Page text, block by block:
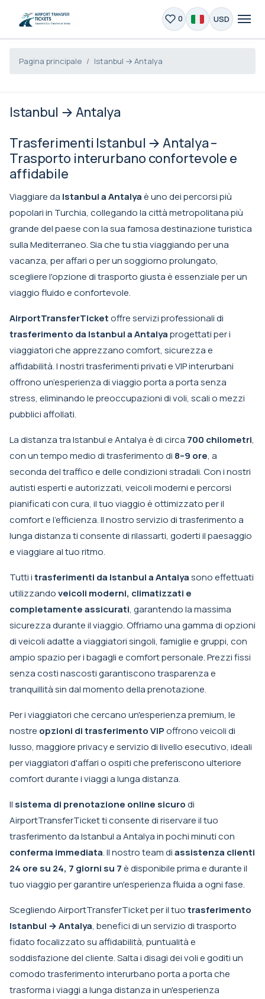
0 USD
Pagina principale Istanbul → Antalya
Istanbul → Antalya
Trasferimenti Istanbul → Antalya –
Trasporto interurbano confortevole e
affidabile
Viaggiare da Istanbul a Antalyaè uno dei percorsi più
popolari in Turchia, collegando la città metropolitana più
grande del paese con la sua famosa destinazione turistica
sulla Mediterraneo. Sia che tu stia viaggiando per una
vacanza, per affari o per un soggiorno prolungato,
scegliere l'opzione di trasporto giusta è essenziale per un
viaggio fluido e confortevole.
AirportTransferTicketoffre servizi professionali di
trasferimento da Istanbul a Antalyaprogettati per i
viaggiatori che apprezzano comfort, sicurezza e
affidabilità. I nostri trasferimenti privati e VIP interurbani
offrono un’esperienza di viaggio porta a porta senza
stress, eliminando le preoccupazioni di voli, scali o mezzi
pubblici affollati.
La distanza tra Istanbul e Antalya è di circa 700 chilometri,
con un tempo medio di trasferimento di 8–9 ore, a
seconda del traffico e delle condizioni stradali. Con i nostri
autisti esperti e autorizzati, veicoli moderni e percorsi
pianificati con cura, il tuo viaggio è ottimizzato per il
comfort e l’efficienza. Il nostro servizio di trasferimento a
lunga distanza ti consente di rilassarti, goderti il paesaggio
e viaggiare al tuo ritmo.
Tutti itrasferimenti da Istanbul a Antalyasono effettuati
utilizzandoveicoli moderni, climatizzati e
completamente assicurati, garantendo la massima
sicurezza durante il viaggio. Offriamo una gamma di opzioni
di veicoli adatte a viaggiatori singoli, famiglie e gruppi, con
ampio spazio per i bagagli e comfort personale. Prezzi fissi
senza costi nascosti garantiscono trasparenza e
tranquillità sin dal momento della prenotazione.
Per i viaggiatori che cercano un'esperienza premium, le
nostre opzioni di trasferimento VIPoffrono veicoli di
lusso, maggiore privacy e servizio di livello esecutivo, ideali
per viaggiatori d'affari o ospiti che preferiscono ulteriore
comfort durante i viaggi a lunga distanza.
Il sistema di prenotazione online sicurodi
AirportTransferTicket ti consente di riservare il tuo
trasferimento da Istanbul a Antalya in pochi minuti con
conferma immediata. Il nostro team diassistenza clienti
24 ore su 24, 7 giorni su 7è disponibile prima e durante il
tuo viaggio per garantire un'esperienza fluida a ogni fase.
Scegliendo AirportTransferTicket per il tuotrasferimento
Istanbul → Antalya, benefici di un servizio di trasporto
fidato focalizzato su affidabilità, puntualità e
soddisfazione del cliente. Salta i disagi dei voli e goditi un
comodo trasferimento interurbano porta a porta che
trasforma i viaggi a lunga distanza in un'esperienza